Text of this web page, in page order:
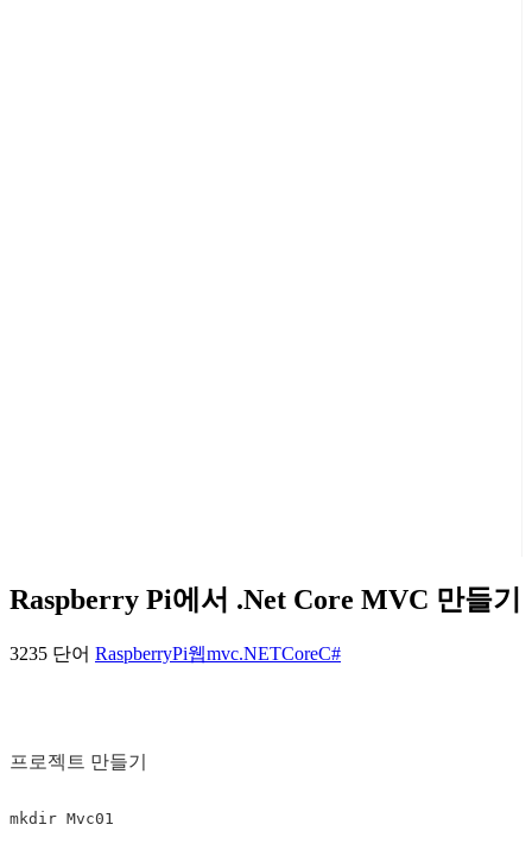
Raspberry Pi에서 .Net Core MVC 만들기
3235 단어 RaspberryPi웹mvc.NETCoreC#
프로젝트 만들기
mkdir